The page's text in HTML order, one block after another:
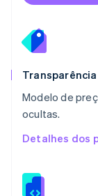
Modelo de
ocultas.
Detalhes dos
México
Noruega
English
English
Nederlands
Polônia
English
RAE de